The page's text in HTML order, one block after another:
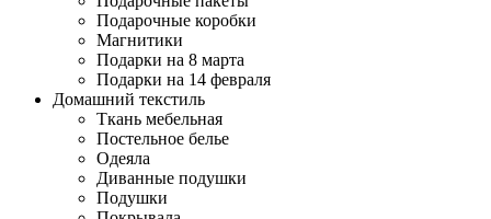
Подарочные коробки
Магнитики
Подарки на 8 марта
Подарки на 14 февраля
Домашний текстиль
Ткань мебельная
Постельное белье
Одеяла
Диванные подушки
Подушки